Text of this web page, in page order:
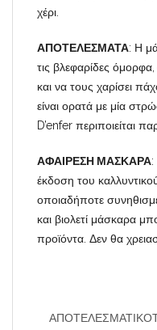
χέρι.
ΑΠΟΤΕΛΕΣΜΑΤΑ: Η
τις βλεφαρίδες
και να τους χαρίσει
είναι ορατά με μία
D’enfer περιποιείται
ΑΦΑΙΡΕΣΗ ΜΑΣΚΑΡΑ:
έκδοση του
οποιαδήποτε
και βιολετί μάσκαρα
προϊόντα. Δεν θα